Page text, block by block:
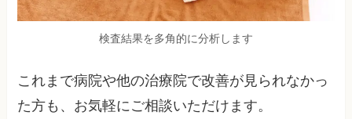
検査結果を多角的に分析します
これまで病院や他の治療院で改善が見られなかっ
た方も、お気軽にご相談いただけます。